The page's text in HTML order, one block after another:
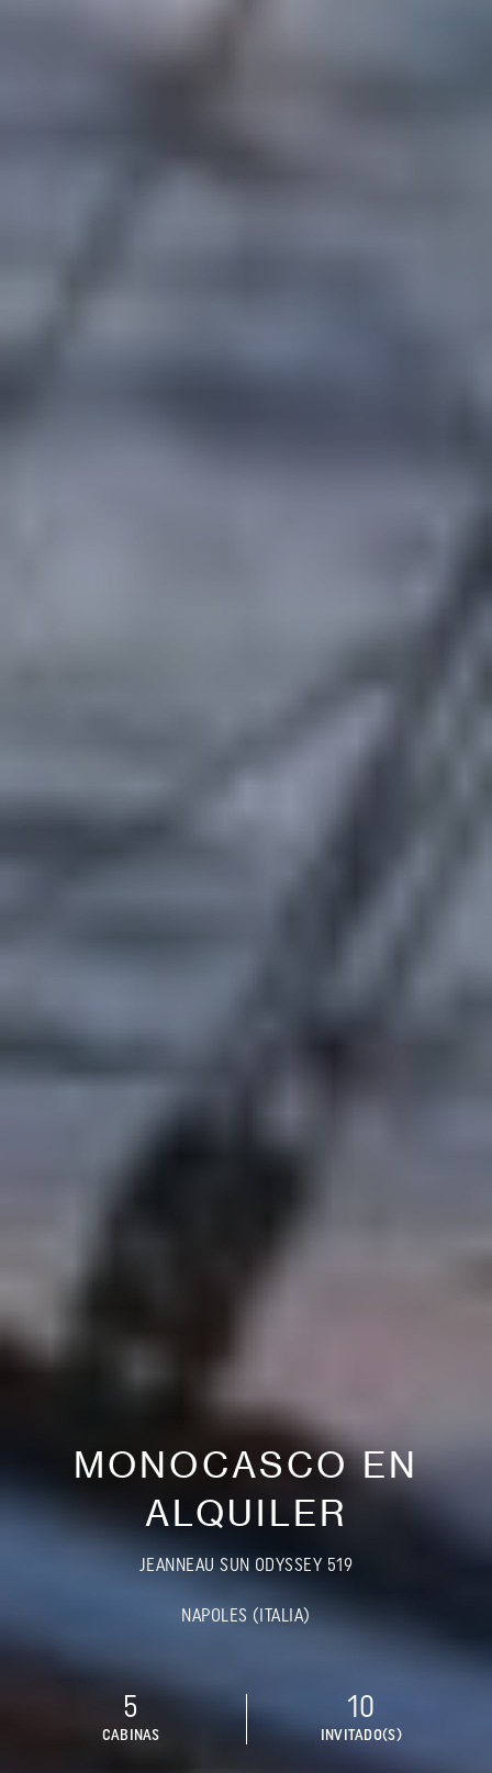
MONOCASCO EN
ALQUILER
JEANNEAU SUN ODYSSEY 519
NAPOLES (ITALIA)
5
CABINAS
10
INVITADO(S)